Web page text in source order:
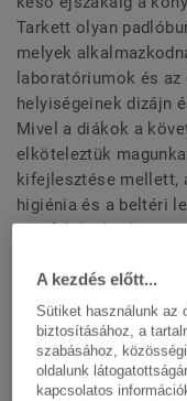
Tarkett olyan
melyek
laboratóriumok és
helyiségeinek dizájn
Mivel a diákok a
elköteleztük
kifejlesztése mellett,
higiénia és a beltéri
megfelelnek a
A kezdés előtt...
Sütiket használunk az
biztosításához, a
szabásához,
oldalunk
kapcsolatos